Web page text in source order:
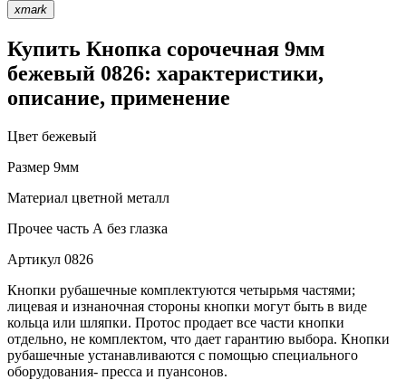
xmark
Купить Кнопка сорочечная 9мм
бежевый 0826: характеристики,
описание, применение
Цвет бежевый
Размер 9мм
Материал цветной металл
Прочее часть А без глазка
Артикул 0826
Кнопки рубашечные комплектуются четырьмя частями;
лицевая и изнаночная стороны кнопки могут быть в виде
кольца или шляпки. Протос продает все части кнопки
отдельно, не комплектом, что дает гарантию выбора. Кнопки
рубашечные устанавливаются с помощью специального
оборудования- пресса и пуансонов.